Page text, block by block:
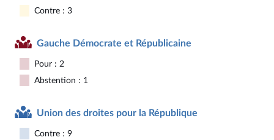
Contre : 3
Gauche Démocrate et Républicaine
Pour : 2
Abstention : 1
Union des droites pour la République
Contre : 9